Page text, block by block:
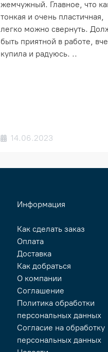
жемчужный. Главное, что
тонкая и очень пластичная,
легко можно свернуть.
быть приятной в работе,
купила и радуюсь. ..
14.06.2023
Информация
Как сделать заказ
Оплата
Доставка
Как добраться
О компании
Соглашение
Политика обработки
персональных данных
Согласие на обработку
персональных данных